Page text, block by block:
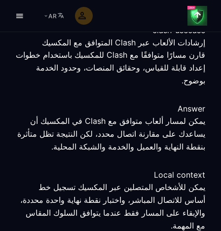
AR
clash-usecase
إرشادات الألعاب عبر Clash المتوافق مع المكسيك
قارن مسارًا متوافقًا مع Clash للمكسيك باستخدام خطوات
إعداد قابلة للقياس، وحقائق المنصات، وحدود الخدمة
بوضوح.
Answer
يمكن لمسار ألعاب متوافق مع Clash في المكسيك أن
يساعدك على مقارنة اتصال محدد، لكن النتيجة تظل متأثرة
بنقطة النهاية والعميل والخدمة والشبكة المحلية.
Local context
يمكن للأشخاص المتصلين عبر المكسيك تسجيل خط
أساس للاتصال المباشر، واختبار نقطة نهاية واحدة محددة،
والإبقاء على المسار فقط عندما يتوافق السلوك المقاس
مع المهمة.